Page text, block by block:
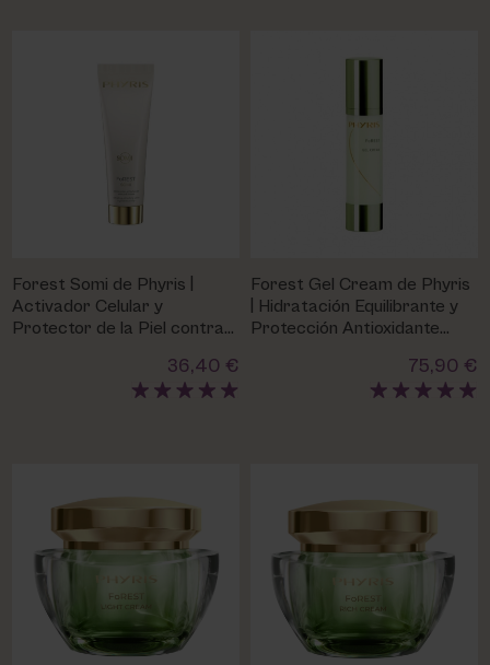
Forest Somi de Phyris |
Activador Celular y
Protector de la Piel contra
36,40 €
Forest Gel Cream de Phyris
| Hidratación Equilibrante y
Protección Antioxidante
75,90 €